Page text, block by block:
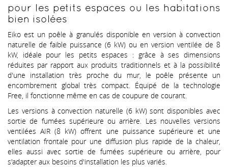
pour les petits espaces ou les habitations
bien isolées
Eiko est un poêle à granulés disponible en version à convection
naturelle de faible puissance (6 kW) ou en version ventilée de 8
kW, idéale pour les petits espaces : grâce à ses dimensions
réduites par rapport aux produits traditionnels et à la possibilité
d'une installation très proche du mur, le poêle présente un
encombrement global très compact. Équipé de la technologie
Free, il fonctionne même en cas de coupure de courant.
Les versions à convection naturelle (6 kW) sont disponibles avec
sortie de fumées supérieure ou arrière. Les nouvelles versions
ventilées AIR (8 kW) offrent une puissance supérieure et une
ventilation frontale pour une diffusion plus rapide de la chaleur,
elles aussi avec sortie de fumées supérieure ou arrière, pour
s'adapter aux besoins d'installation les plus variés.